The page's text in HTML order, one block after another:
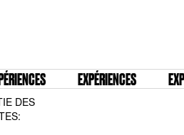
EXPÉRIENCES
DES